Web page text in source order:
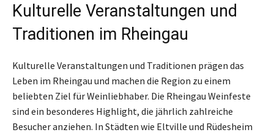
Kulturelle Veranstaltungen und
Traditionen im Rheingau
Kulturelle Veranstaltungen und Traditionen prägen das
Leben im Rheingau und machen die Region zu einem
beliebten Ziel für Weinliebhaber. Die Rheingau Weinfeste
sind ein besonderes Highlight, die jährlich zahlreiche
Besucher anziehen. In Städten wie Eltville und Rüdesheim